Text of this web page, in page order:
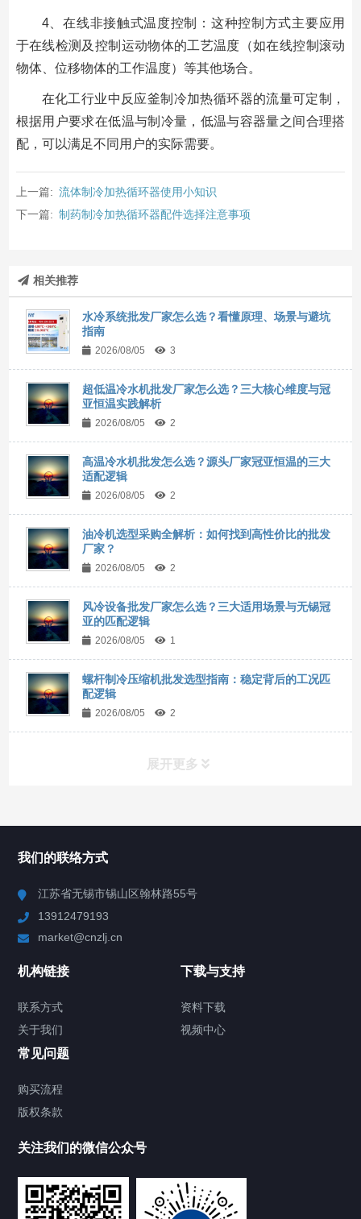
4、在线非接触式温度控制：这种控制方式主要应用
于在线检测及控制运动物体的工艺温度（如在线控制滚动
物体、位移物体的工作温度）等其他场合。
在化工行业中反应釜制冷加热循环器的流量可定制，
根据用户要求在低温与制冷量，低温与容器量之间合理搭
配，可以满足不同用户的实际需要。
上一篇: 流体制冷加热循环器使用小知识
下一篇: 制药制冷加热循环器配件选择注意事项
相关推荐
水冷系统批发厂家怎么选？看懂原理、场景与避坑
指南
2026/08/05 3
超低温冷水机批发厂家怎么选？三大核心维度与冠
亚恒温实践解析
2026/08/05 2
高温冷水机批发怎么选？源头厂家冠亚恒温的三大
适配逻辑
2026/08/05 2
油冷机选型采购全解析：如何找到高性价比的批发
厂家？
2026/08/05 2
风冷设备批发厂家怎么选？三大适用场景与无锡冠
亚的匹配逻辑
2026/08/05 1
螺杆制冷压缩机批发选型指南：稳定背后的工况匹
配逻辑
2026/08/05 2
展开更多
Chiller高精度制冷循环器
TCU温度控制单元
Chiller气体控温系统
Chamber试验箱
我们的联络方式
江苏省无锡市锡山区翰林路55号
13912479193
market@cnzlj.cn
机构链接
联系方式
关于我们
下载与支持
资料下载
视频中心
常见问题
购买流程
版权条款
关注我们的微信公众号